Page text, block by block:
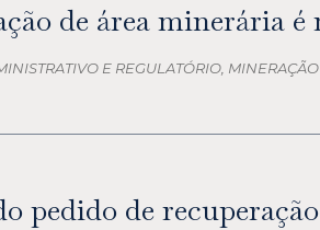
de área minerária
E REGULATÓRIO, MINERAÇÃO
pedido de